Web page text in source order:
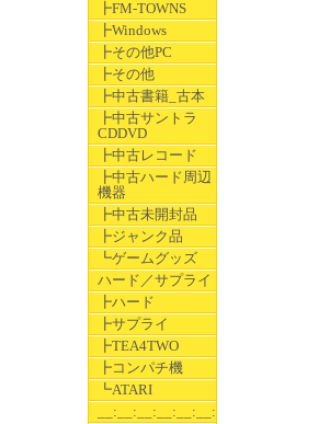
┣FM-TOWNS
┣Windows
┣その他PC
┣その他
┣中古書籍_古本
┣中古サントラ
CDDVD
┣中古レコード
┣中古ハード周辺
機器
┣中古未開封品
┣ジャンク品
┗ゲームグッズ
ハード／サプライ
┣ハード
┣サプライ
┣TEA4TWO
┣コンパチ機
┗ATARI
__:__:__:__:__:__:__